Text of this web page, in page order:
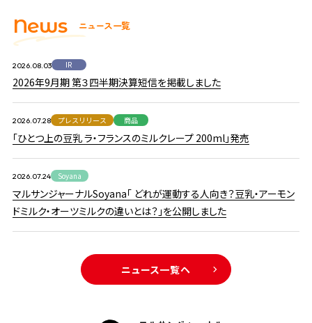
News ニュース一覧
2026.08.03
2026年9月期 第３四半期決算短信を掲載しました
2026.07.28 プレスリリース 商品
「ひとつ上の豆乳 ラ・フランスのミルクレープ 200ml」発売
2026.07.24 Soyana
マルサンジャーナルSoyana「 どれが運動する人向き？豆乳・アーモン
ドミルク・オーツミルクの違いとは？」を公開しました
ニュース一覧ヘ